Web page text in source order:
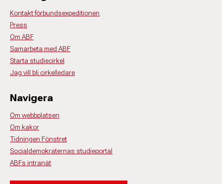
Kontakt förbundsexpeditionen
Press
Om ABF
Samarbeta med ABF
Starta studiecirkel
Jag vill bli cirkelledare
Navigera
Om webbplatsen
Om kakor
Tidningen Fönstret
Socialdemokraternas studieportal
ABFs intranät